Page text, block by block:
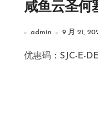
咸鱼云圣何
admin 9 月 21,
优惠码：SJC-E-